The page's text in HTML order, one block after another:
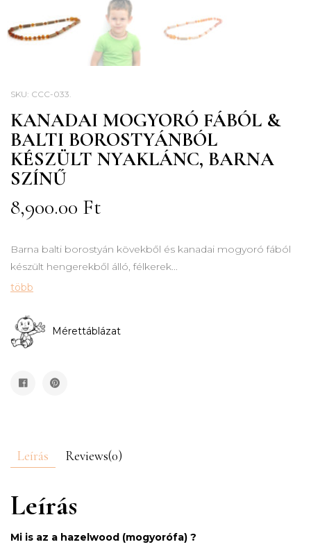
SKU: CCC-033.
KANADAI MOGYORÓ FÁBÓL &
BALTI BOROSTYÁNBÓL
KÉSZÜLT NYAKLÁNC, BARNA
SZÍNŰ
8,900.00 Ft
Barna balti borostyán kövekből és kanadai mogyoró fából
készült hengerekből álló, félkerek...
több
Mérettáblázat
Leírás Reviews(0)
Leírás
Mi is az a hazelwood (mogyorófa) ?